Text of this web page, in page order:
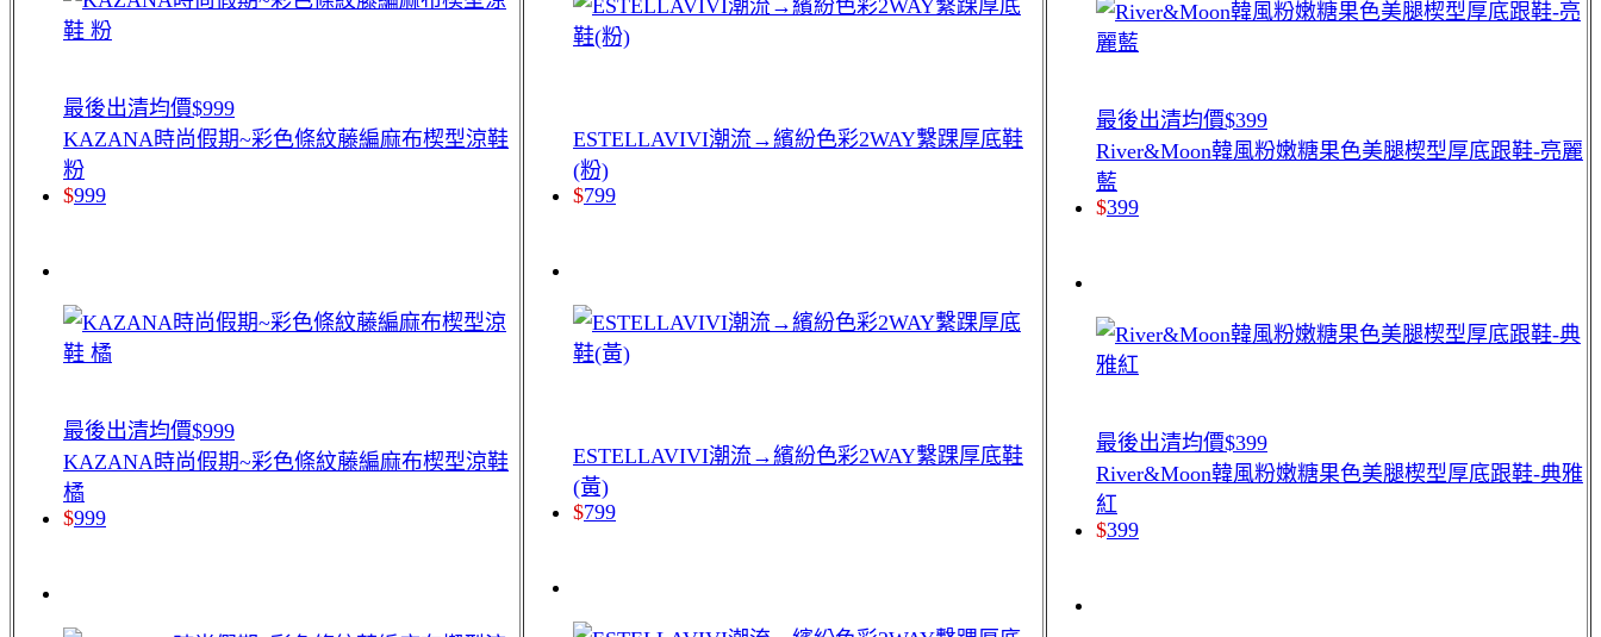
最後出清均價$999
KAZANA時尚假期~彩色條紋藤編麻布楔型涼鞋
粉
$999
最後出清均價$999
KAZANA時尚假期~彩色條紋藤編麻布楔型涼鞋
橘
$999
ESTELLAVIVI潮流→繽紛色彩2WAY繫踝厚底鞋
(粉)
$799
ESTELLAVIVI潮流→繽紛色彩2WAY繫踝厚底鞋
(黃)
$799
最後出清均價$399
River&Moon韓風粉嫩糖果色美腿楔型厚底跟鞋-亮麗
藍
$399
最後出清均價$399
River&Moon韓風粉嫩糖果色美腿楔型厚底跟鞋-典雅
紅
$399